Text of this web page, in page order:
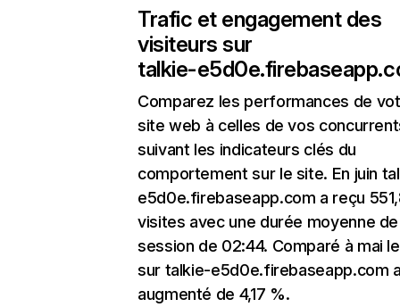
Trafic et engagement des
visiteurs sur
talkie-
Comparez les performances de
site web à celles de vos
suivant les indicateurs clés du
comportement sur le site. En juin
e5d0e.firebaseapp.com a reçu
visites avec une durée moyenne
session de 02:44. Comparé à mai
sur talkie-e5d0e.firebaseapp.com
augmenté de 4,17 %.